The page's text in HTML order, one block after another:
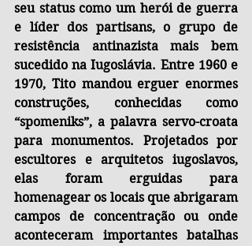
seu status como um herói de guerra
e líder dos partisans, o grupo de
resistência antinazista mais bem
sucedido na Iugoslávia. Entre 1960 e
1970, Tito mandou erguer enormes
construções, conhecidas como
“spomeniks”, a palavra servo-croata
para monumentos. Projetados por
escultores e arquitetos iugoslavos,
elas foram erguidas para
homenagear os locais que abrigaram
campos de concentração ou onde
aconteceram importantes batalhas